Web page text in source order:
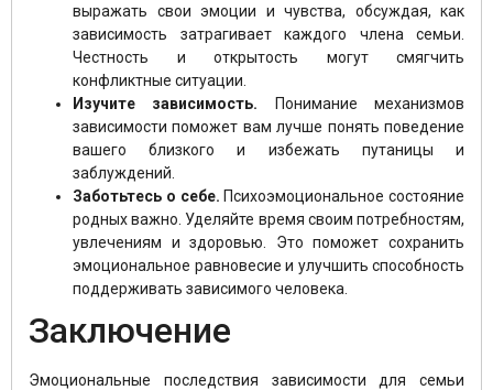
выражать свои эмоции и чувства, обсуждая, как
зависимость затрагивает каждого члена семьи.
Честность и открытость могут смягчить
конфликтные ситуации.
Изучите зависимость. Понимание механизмов
зависимости поможет вам лучше понять поведение
вашего близкого и избежать путаницы и
заблуждений.
Заботьтесь о себе. Психоэмоциональное состояние
родных важно. Уделяйте время своим потребностям,
увлечениям и здоровью. Это поможет сохранить
эмоциональное равновесие и улучшить способность
поддерживать зависимого человека.
Заключение
Эмоциональные последствия зависимости для семьи